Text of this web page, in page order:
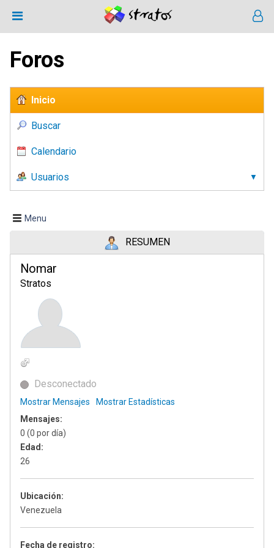
Foros
Inicio
Buscar
Calendario
Usuarios
Menu
RESUMEN
Nomar
Stratos
Desconectado
Mostrar Mensajes
Mostrar Estadísticas
Mensajes:
0 (0 por día)
Edad:
26
Ubicación:
Venezuela
Fecha de registro: